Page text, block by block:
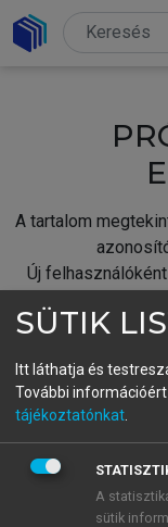
A tartalom
Új felhasználóként
A regisztráció
BELÉPÉS
SÜTIK
Itt láthatja és
További
tájékoztatónkat
A
sütik